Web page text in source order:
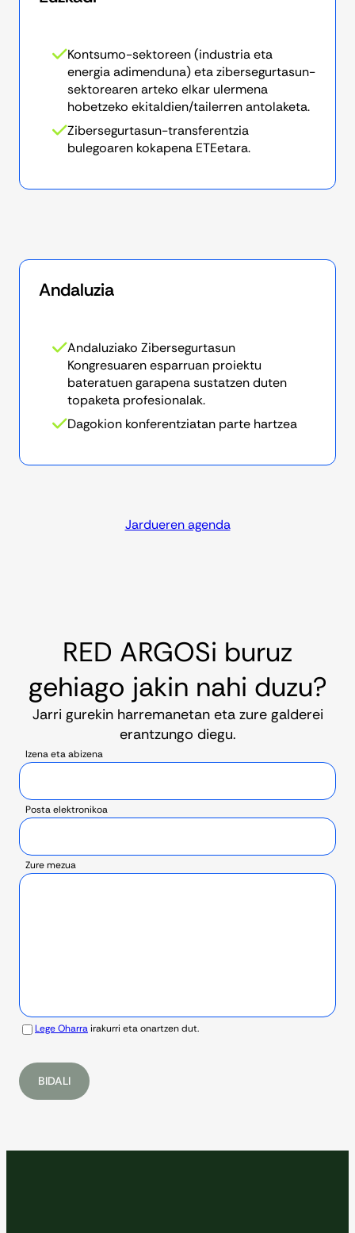
Kontsumo-sektoreen (industria eta
energia adimenduna) eta zibersegurtasun-
sektorearen arteko elkar ulermena
hobetzeko ekitaldien/tailerren antolaketa.
Zibersegurtasun-transferentzia
bulegoaren kokapena ETEetara.
Andaluzia
Andaluziako Zibersegurtasun
Kongresuaren esparruan proiektu
bateratuen garapena sustatzen duten
topaketa profesionalak.
Dagokion konferentziatan parte hartzea
Jardueren agenda
RED ARGOSi buruz
gehiago jakin nahi duzu?
Jarri gurekin harremanetan eta zure galderei
erantzungo diegu.
Izena eta abizena
Posta elektronikoa
Zure mezua
Lege Oharra irakurri eta onartzen dut.